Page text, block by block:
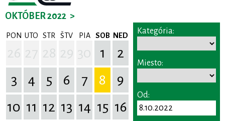
OKTÓBER 2022 >
PON UTO STR ŠTV PIA SOB NED
1
2
3
4 5 6 7 8
9
10 11 12 13 14 15 16
Kategória:
Miesto:
Od: